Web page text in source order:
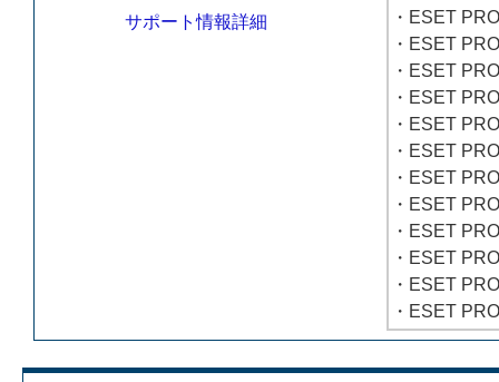
サポート情報詳細
・ESET
・ESET
・ESET
・ESET
・ESET
・ESET
・ESET
・ESET
・ESET
・ESET
・ESET
・ESET